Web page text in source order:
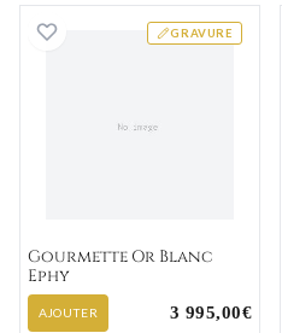
GRAVURE
Gourmette Or
Gourmette Or Blanc
Ephy
AJOUTER 3 995,00€